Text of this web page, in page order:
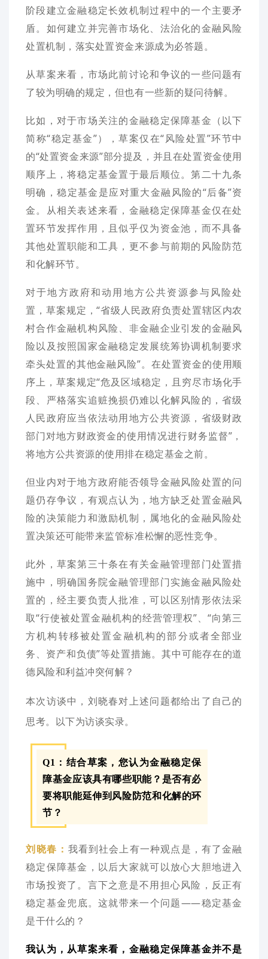
阶段建立金融稳定长效机制过程中的一个主要矛
盾。如何建立并完善市场化、法治化的金融风险
处置机制，落实处置资金来源成为必答题。
从草案来看，市场此前讨论和争议的一些问题有
了较为明确的规定，但也有一些新的疑问待解。
比如，对于市场关注的金融稳定保障基金（以下
简称“稳定基金”），草案仅在“风险处置”环节中
的“处置资金来源”部分提及，并且在处置资金使用
顺序上，将稳定基金置于最后顺位。第二十九条
明确，稳定基金是应对重大金融风险的“后备”资
金。从相关表述来看，金融稳定保障基金仅在处
置环节发挥作用，且似乎仅为资金池，而不具备
其他处置职能和工具，更不参与前期的风险防范
和化解环节。
对于地方政府和动用地方公共资源参与风险处
置，草案规定，“省级人民政府负责处置辖区内农
村合作金融机构风险、非金融企业引发的金融风
险以及按照国家金融稳定发展统筹协调机制要求
牵头处置的其他金融风险”。在处置资金的使用顺
序上，草案规定“危及区域稳定，且穷尽市场化手
段、严格落实追赃挽损仍难以化解风险的，省级
人民政府应当依法动用地方公共资源，省级财政
部门对地方财政资金的使用情况进行财务监督”，
将地方公共资源的使用排在稳定基金之前。
但业内对于地方政府能否领导金融风险处置的问
题仍存争议，有观点认为，地方缺乏处置金融风
险的决策能力和激励机制，属地化的金融风险处
置决策还可能带来监管标准松懈的恶性竞争。
此外，草案第三十条在有关金融管理部门处置措
施中，明确国务院金融管理部门实施金融风险处
置的，经主要负责人批准，可以区别情形依法采
取“行使被处置金融机构的经营管理权”、“向第三
方机构转移被处置金融机构的部分或者全部业
务、资产和负债”等处置措施。其中可能存在的道
德风险和利益冲突何解？
本次访谈中，刘晓春对上述问题都给出了自己的
思考。以下为访谈实录。
Q1：结合草案，您认为金融稳定保
障基金应该具有哪些职能？是否有必
要将职能延伸到风险防范和化解的环
节？
刘晓春： 我看到社会上有一种观点是，有了金融
稳定保障基金，以后大家就可以放心大胆地进入
市场投资了。言下之意是不用担心风险，反正有
稳定基金兜底。这就带来一个问题——稳定基金
是干什么的？
我认为，从草案来看，金融稳定保障基金并不是